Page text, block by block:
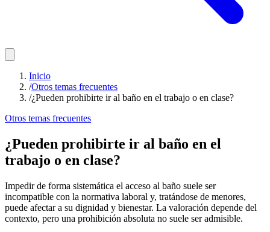
Inicio
/Otros temas frecuentes
/¿Pueden prohibirte ir al baño en el trabajo o en clase?
Otros temas frecuentes
¿Pueden prohibirte ir al baño en el
trabajo o en clase?
Impedir de forma sistemática el acceso al baño suele ser
incompatible con la normativa laboral y, tratándose de menores,
puede afectar a su dignidad y bienestar. La valoración depende del
contexto, pero una prohibición absoluta no suele ser admisible.